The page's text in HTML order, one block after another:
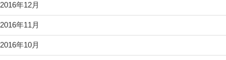
2016年12月
2016年11月
2016年10月